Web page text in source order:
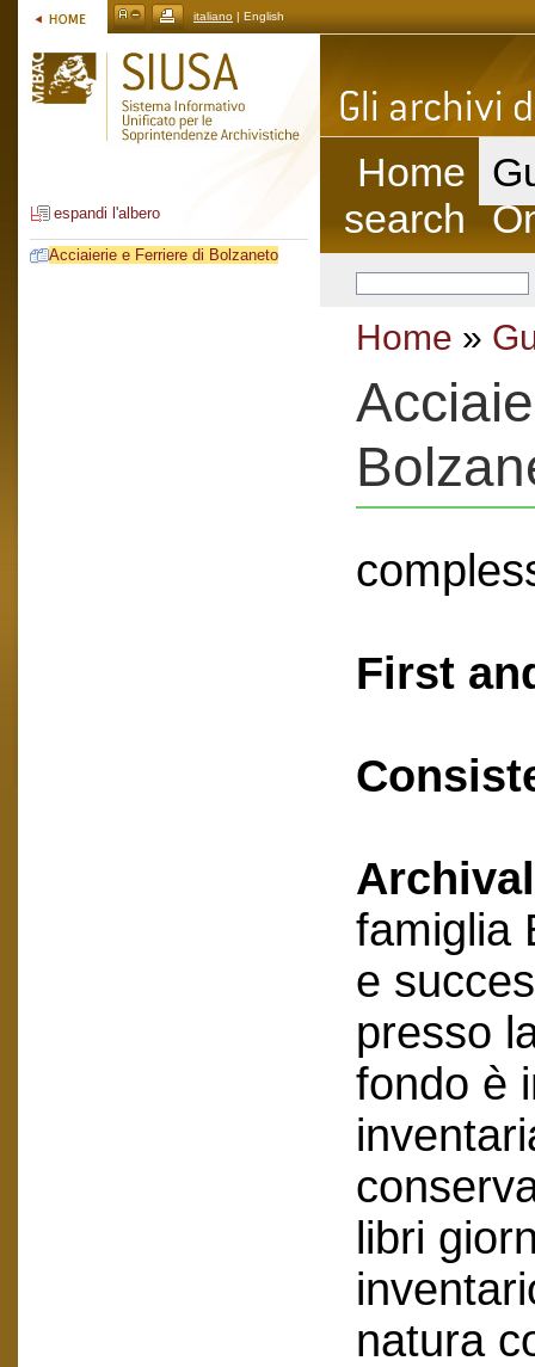
italiano | English
espandi l'albero
Acciaierie e Ferriere di Bolzaneto
Home
search
Home »
First
famiglia
e
presso
fondo è
libri
natura